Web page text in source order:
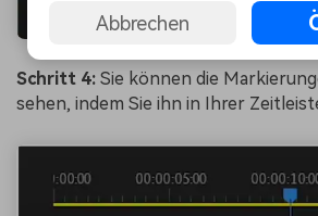
Schritt 4: Sie können die
sehen, indem Sie ihn in Ihrer
Abbrechen